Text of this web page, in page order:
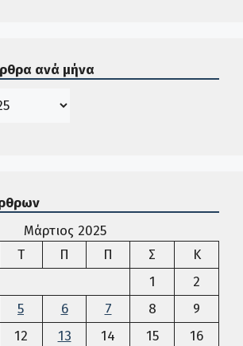
ανά μήνα
Μάρτιος 2025
ΤΤετάρτη
Π Πέμπτη
Π Παρασκευή
Σ Σάββατο
Κ
1
2
5 6 7 8
9
12 13 14 15
16